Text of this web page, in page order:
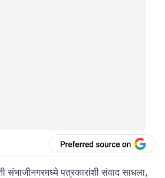
संभाजीनगरमध्ये पत्रकारांशी संवाद साधला,